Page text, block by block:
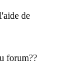
de
forum??